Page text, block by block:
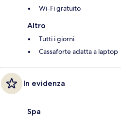
Wi-Fi gratuito
Altro
Tutti i giorni
Cassaforte adatta a laptop
In evidenza
Spa